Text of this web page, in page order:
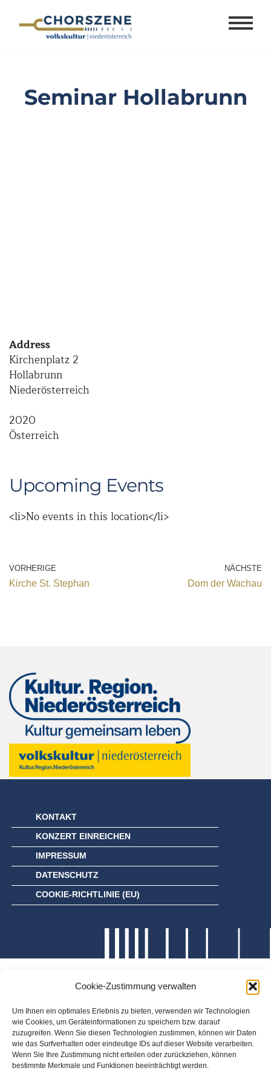
Cookie-Zustimmung verwalten
Um Ihnen ein optimales Erlebnis zu bieten, verwenden wir Technologien
wie Cookies, um Geräteinformationen zu speichern bzw. darauf
zuzugreifen. Wenn Sie diesen Technologien zustimmen, können wir Daten
wie das Surfverhalten oder eindeutige IDs auf dieser Website verarbeiten.
Wenn Sie Ihre Zustimmung nicht erteilen oder zurückziehen, können
bestimmte Merkmale und Funktionen beeinträchtigt werden.
Seminar Hollabrunn
Address
Kirchenplatz 2
Hollabrunn
Niederösterreich
2020
Österreich
Upcoming Events
<li>No events in this location</li>
VORHERIGE
Kirche St. Stephan
NÄCHSTE
Dom der Wachau
KONTAKT
KONZERT EINREICHEN
IMPRESSUM
DATENSCHUTZ
COOKIE-RICHTLINIE (EU)